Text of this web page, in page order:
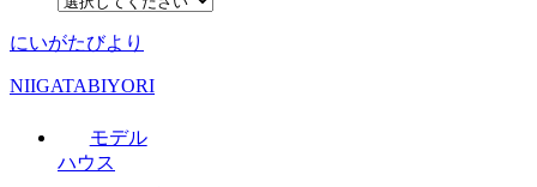
にいがたびより
NIIGATABIYORI
モデル
ハウス